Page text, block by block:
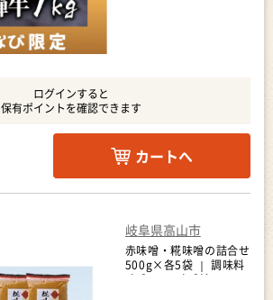
ログインすると
保有ポイントを確認できます
カートへ
岐阜県高山市
赤味噌・糀味噌の詰合せ
500g×各5袋 ｜ 調味料
味噌 みそ 味噌汁 みそ鍋